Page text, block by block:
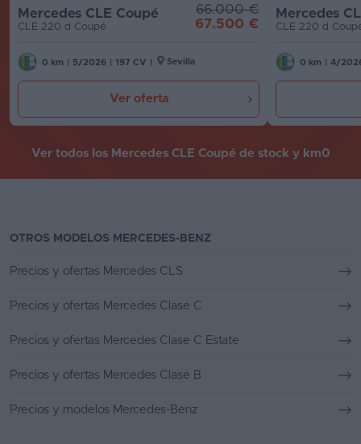
Mercedes CLE Coupé
CLE 220 d Coupé
66.000 €
67.500 €
0 km 5/2026 197 CV Sevilla
Ver oferta
Mercedes
CLE 220 d
0 km 4/
Ver todos los Mercedes CLE Coupé de stock y km0
OTROS MODELOS MERCEDES-BENZ
Precios y ofertas Mercedes CLS
Precios y ofertas Mercedes Clase C
Precios y ofertas Mercedes Clase C Estate
Precios y ofertas Mercedes Clase B
Precios y modelos Mercedes-Benz